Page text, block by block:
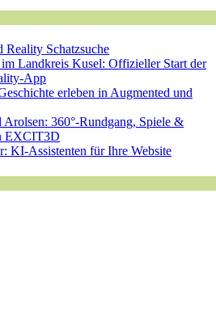
Reality Schatzsuche
Landkreis Kusel: Offizieller Start der
App
erleben in Augmented und
360°-Rundgang, Spiele &
EXCIT3D
KI-Assistenten für Ihre Website